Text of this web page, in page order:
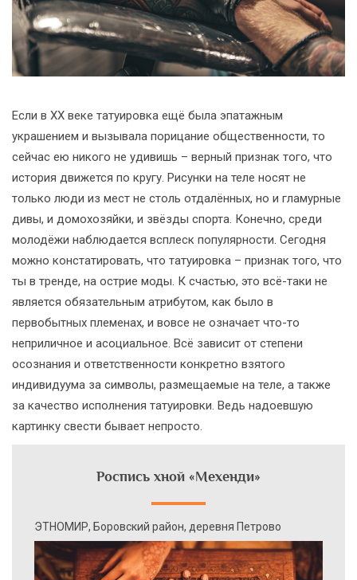
Если в XX веке татуировка ещё была эпатажным
украшением и вызывала порицание общественности, то
сейчас ею никого не удивишь – верный признак того, что
история движется по кругу. Рисунки на теле носят не
только люди из мест не столь отдалённых, но и гламурные
дивы, и домохозяйки, и звёзды спорта. Конечно, среди
молодёжи наблюдается всплеск популярности. Сегодня
можно констатировать, что татуировка – признак того, что
ты в тренде, на острие моды. К счастью, это всё-таки не
является обязательным атрибутом, как было в
первобытных племенах, и вовсе не означает что-то
неприличное и асоциальное. Всё зависит от степени
осознания и ответственности конкретно взятого
индивидуума за символы, размещаемые на теле, а также
за качество исполнения татуировки. Ведь надоевшую
картинку свести бывает непросто.
Роспись хной «Мехенди»
ЭТНОМИР, Боровский район, деревня Петрово